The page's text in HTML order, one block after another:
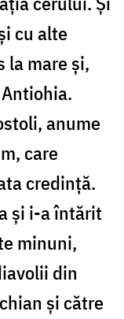
cu alte
la mare și,
anume
care
credință.
și i-a întărit
minuni,
din
și către